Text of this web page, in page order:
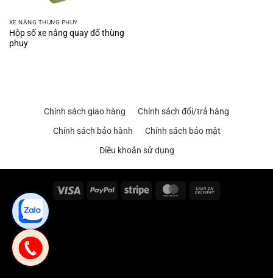
XE NÂNG THÙNG PHUY
Hộp số xe nâng quay đổ thùng
phuy
Chính sách giao hàng
Chính sách đổi/trả hàng
Chính sách bảo hành
Chính sách bảo mật
Điều khoản sử dụng
Visa PayPal Stripe MasterCard